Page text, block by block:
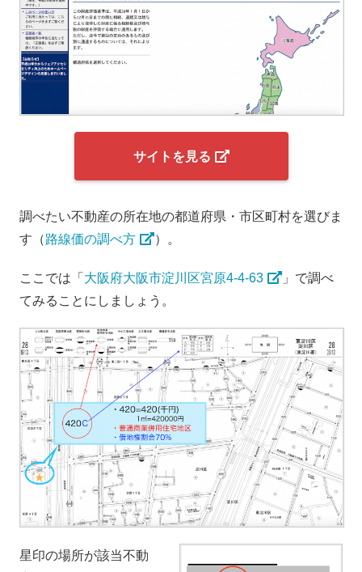
サイトを見る
調べたい不動産の所在地の都道府県・市区町村を選びま
す（路線価の調べ方 ）。
ここでは「 大阪府大阪市淀川区宮原4-4-63
」で調べ
てみることにしましょう。
星印の場所が該当不動